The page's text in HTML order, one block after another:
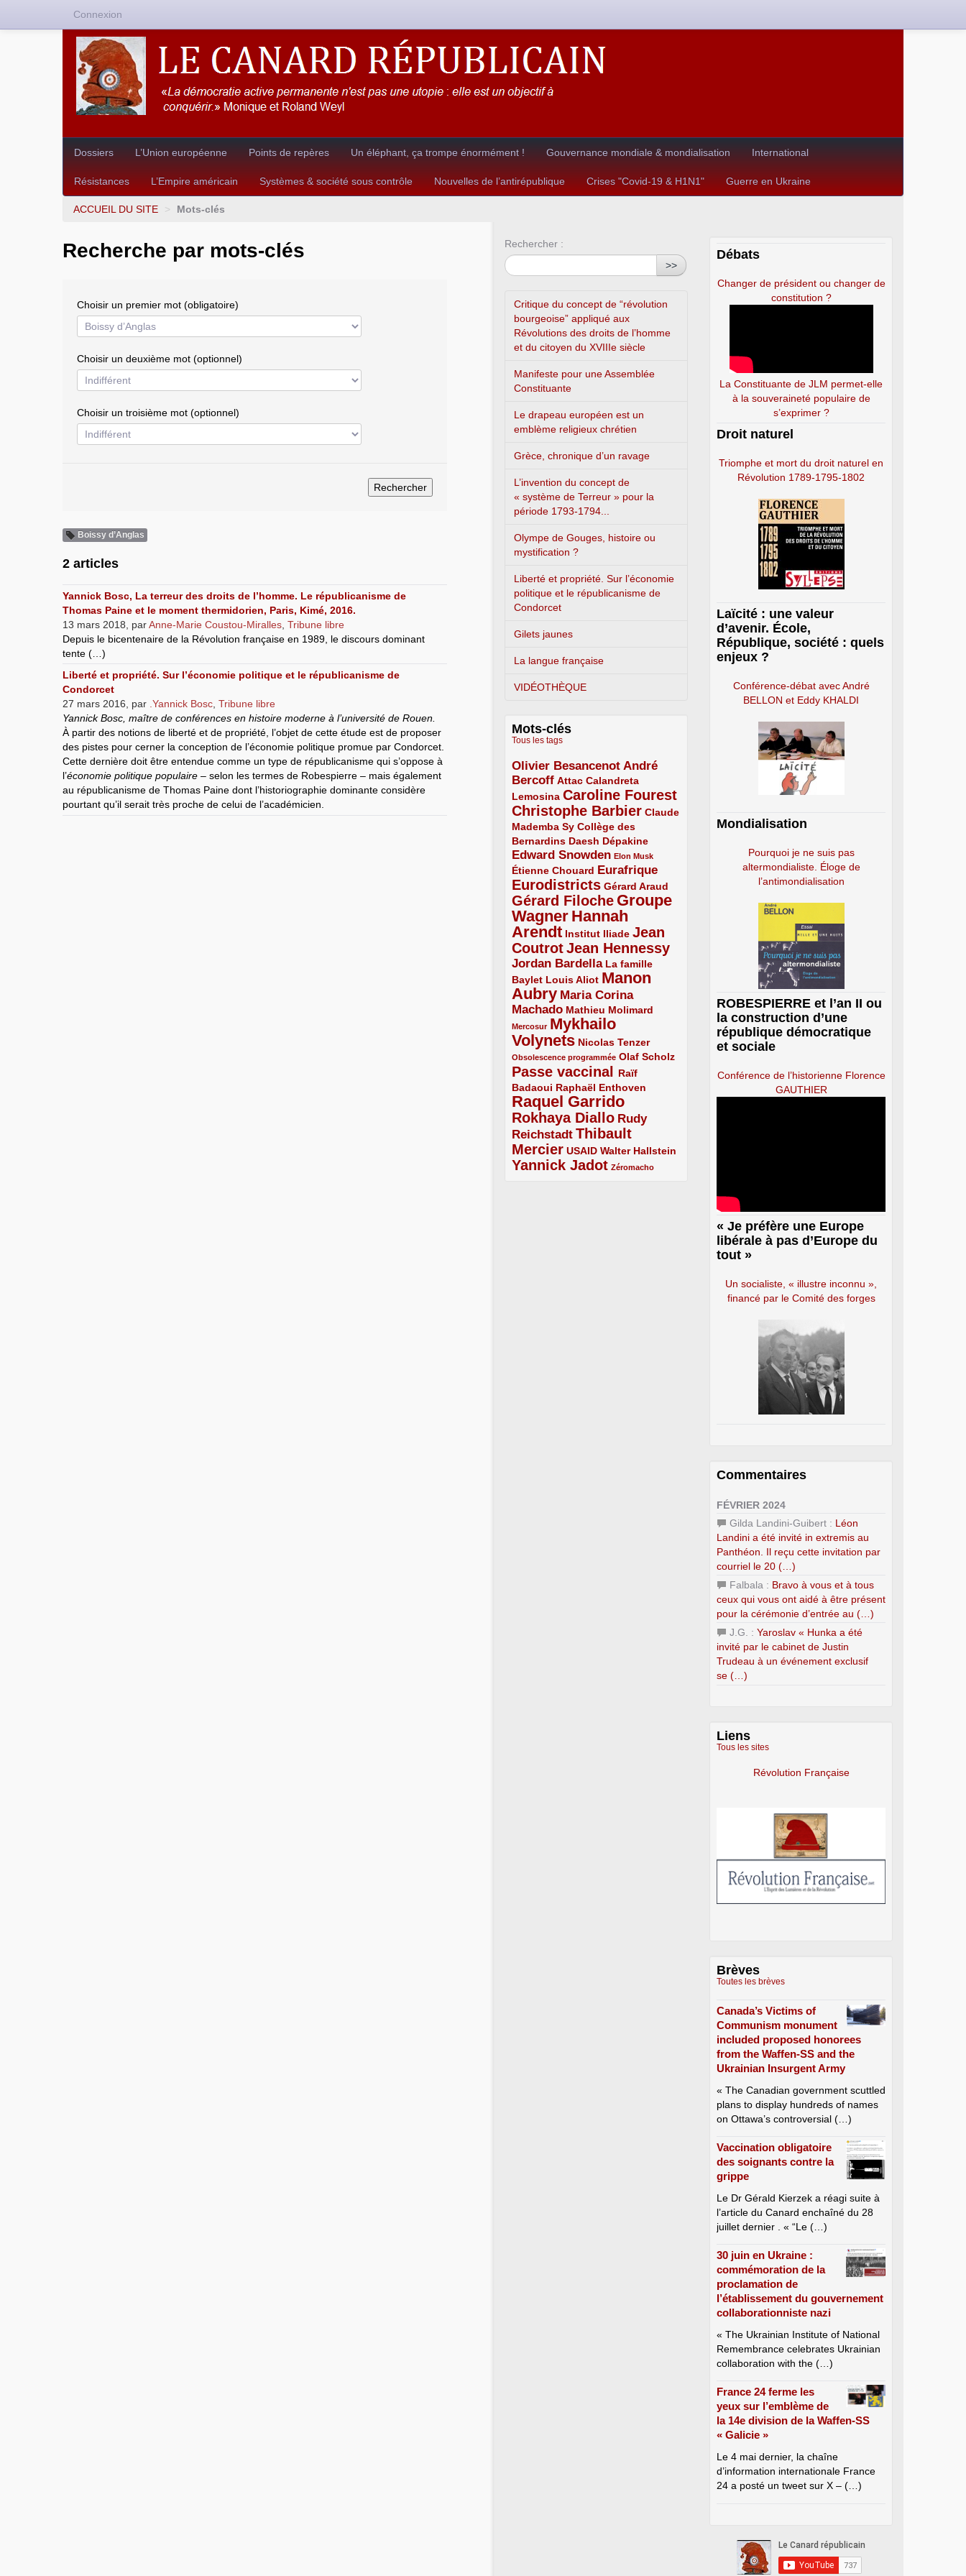
Dossiers L’Union européenne Points de repères Un éléphant, ça trompe énormément ! Gouvernance mondiale & mondialisation International
Résistances L’Empire américain Systèmes & société sous contrôle Nouvelles de l’antirépublique Crises "Covid-19 & H1N1" Guerre en Ukraine
ACCUEIL DU SITE > Mots-clés
Recherche par mots-clés
Choisir un premier mot (obligatoire)
Choisir un deuxième mot (optionnel)
Choisir un troisième mot (optionnel)
Boissy d’Anglas
2 articles
Yannick Bosc, La terreur des droits de l’homme. Le républicanisme de
Thomas Paine et le moment thermidorien, Paris, Kimé, 2016.
13 mars 2018
parAnne-Marie Coustou-Miralles Tribune libre
Depuis le bicentenaire de la Révolution française en 1989, le discours dominant
tente (…)
Liberté et propriété. Sur l’économie politique et le républicanisme de
Condorcet
27 mars 2016
par .Yannick Bosc Tribune libre
Yannick Bosc, maître de conférences en histoire moderne à l’université de Rouen.
À partir des notions de liberté et de propriété, l’objet de cette étude est de proposer
des pistes pour cerner la conception de l’économie politique promue par Condorcet.
Cette dernière doit être entendue comme un type de républicanisme qui s’oppose à
l’économie politique populaire – selon les termes de Robespierre – mais également
au républicanisme de Thomas Paine dont l’historiographie dominante considère
pourtant qu’il serait très proche de celui de l’académicien.
Rechercher :
>>
Critique du concept de “révolution
bourgeoise” appliqué aux
Révolutions des droits de l’homme
et du citoyen du XVIIIe siècle
Manifeste pour une Assemblée
Constituante
Le drapeau européen est un
emblème religieux chrétien
Grèce, chronique d’un ravage
L’invention du concept de
« système de Terreur » pour la
période 1793-1794...
Olympe de Gouges, histoire ou
mystification ?
Liberté et propriété. Sur l’économie
politique et le républicanisme de
Condorcet
Gilets jaunes
La langue française
VIDÉOTHÈQUE
Mots-clés
Tous les tags
Olivier Besancenot
3/5
André
Bercoff
3/5 Attac
2/5
Calandreta
Lemosina
2/5 Caroline Fourest
4/5
Christophe Barbier
4/5
Claude
Mademba Sy
2/5
Collège des
Bernardins
2/5 Daesh
2/5 Dépakine
2/5
Edward Snowden
3/5 Elon Musk
1/5
Étienne Chouard
2/5 Eurafrique
3/5
Eurodistricts
4/5 Gérard Araud
2/5
Gérard Filoche
4/5
Groupe
Wagner
5/5
Hannah
Arendt
5/5 Institut Iliade
2/5
Jean
Coutrot
4/5 Jean Hennessy
4/5
Jordan Bardella
3/5
La famille
Baylet
2/5 Louis Aliot
2/5
Manon
Aubry
5/5
Maria Corina
Machado
3/5 Mathieu Molimard
2/5
Mercosur
1/5
Mykhailo
Volynets
5/5 Nicolas Tenzer
2/5
Obsolescence programmée
1/5 Olaf Scholz
2/5
Passe vaccinal
4/5
Raïf
Badaoui
2/5 Raphaël Enthoven
2/5
Raquel Garrido
5/5
Rokhaya Diallo
4/5
Rudy
Reichstadt
3/5
Thibault
Mercier
4/5 USAID
2/5 Walter Hallstein
2/5
Yannick Jadot
4/5 Zéromacho
1/5
Débats
Changer de président ou changer de
constitution ?
La Constituante de JLM permet-elle
à la souveraineté populaire de
s’exprimer ?
Droit naturel
Triomphe et mort du droit naturel en
Révolution 1789-1795-1802
Laïcité : une valeur
d’avenir. École,
République, société : quels
enjeux ?
Conférence-débat avec André
BELLON et Eddy KHALDI
Mondialisation
Pourquoi je ne suis pas
altermondialiste. Éloge de
l’antimondialisation
ROBESPIERRE et l’an II ou
la construction d’une
république démocratique
et sociale
Conférence de l’historienne Florence
GAUTHIER
« Je préfère une Europe
libérale à pas d’Europe du
tout »
Un socialiste, « illustre inconnu »,
financé par le Comité des forges
Commentaires
FÉVRIER 2024
Gilda Landini-Guibert : Léon
Landini a été invité in extremis au
Panthéon. Il reçu cette invitation par
courriel le 20 (…)
Falbala : Bravo à vous et à tous
ceux qui vous ont aidé à être présent
pour la cérémonie d’entrée au (…)
J.G. : Yaroslav « Hunka a été
invité par le cabinet de Justin
Trudeau à un événement exclusif
se (…)
Liens
Tous les sites
Révolution Française
Brèves
Toutes les brèves
Canada’s Victims of
Communism monument
included proposed honorees
from the Waffen-SS and the
Ukrainian Insurgent Army
« The Canadian government scuttled
plans to display hundreds of names
on Ottawa’s controversial (…)
Vaccination obligatoire
des soignants contre la
grippe
Le Dr Gérald Kierzek a réagi suite à
l’article du Canard enchaîné du 28
juillet dernier . « “Le (…)
30 juin en Ukraine :
commémoration de la
proclamation de
l’établissement du gouvernement
collaborationniste nazi
« The Ukrainian Institute of National
Remembrance celebrates Ukrainian
collaboration with the (…)
France 24 ferme les
yeux sur l’emblème de
la 14e division de la Waffen-SS
« Galicie »
Le 4 mai dernier, la chaîne
d’information internationale France
24 a posté un tweet sur X – (…)
Connexion